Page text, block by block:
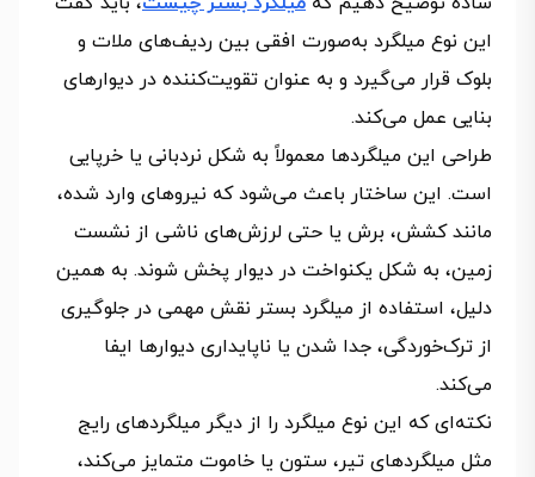
این نوع میلگرد به‌صورت افقی بین ردیف‌های ملات و
بلوک قرار می‌گیرد و به عنوان تقویت‌کننده در دیوارهای
بنایی عمل می‌کند.
طراحی این میلگردها معمولاً به شکل نردبانی یا خرپایی
است. این ساختار باعث می‌شود که نیروهای وارد شده،
مانند کشش، برش یا حتی لرزش‌های ناشی از نشست
زمین، به شکل یکنواخت در دیوار پخش شوند. به همین
دلیل، استفاده از میلگرد بستر نقش مهمی در جلوگیری
از ترک‌خوردگی، جدا شدن یا ناپایداری دیوارها ایفا
می‌کند.
نکته‌ای که این نوع میلگرد را از دیگر میلگردهای رایج
مثل میلگردهای تیر، ستون یا خاموت متمایز می‌کند،